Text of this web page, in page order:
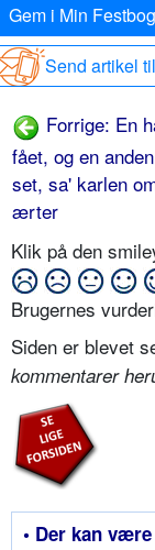
Gem i Min Festbog
Send artikel
Forrige: En
fået, og en
set, sa' karlen
ærter
Klik på den
Brugernes
Siden er blevet
kommentarer
• Der kan